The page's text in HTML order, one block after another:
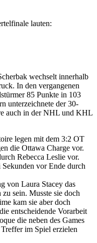
lauten:
wechselt innerhalb
In den vergangenen
85 Punkte in 103
unterzeichnete der 30-
auch in der NHL und KHL
legen mit dem 3:2 OT
die Ottawa Charge vor.
Rebecca Leslie vor.
vor Ende durch
von Laura Stacey das
sein. Musste sie doch
kam sie aber doch
entscheidende Vorarbeit
die neben des Games
im Spiel erzielen